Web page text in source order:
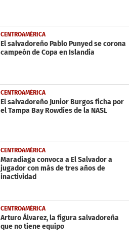
CENTROAMÉRICA
El salvadoreño Pablo Punyed se corona
campeón de Copa en Islandia
CENTROAMÉRICA
El salvadoreño Junior Burgos ficha por
el Tampa Bay Rowdies de la NASL
CENTROAMÉRICA
Maradiaga convoca a El Salvador a
jugador con más de tres años de
inactividad
CENTROAMÉRICA
Arturo Álvarez, la figura salvadoreña
que no tiene equipo